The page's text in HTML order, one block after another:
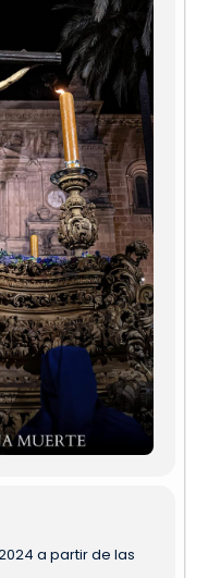
a partir de las